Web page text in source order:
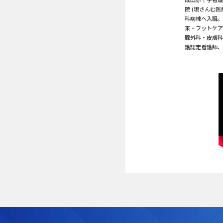
院 (現さんむ
科病棟へ入職
来・フットケ
腺外科・皮膚
護認定看護師